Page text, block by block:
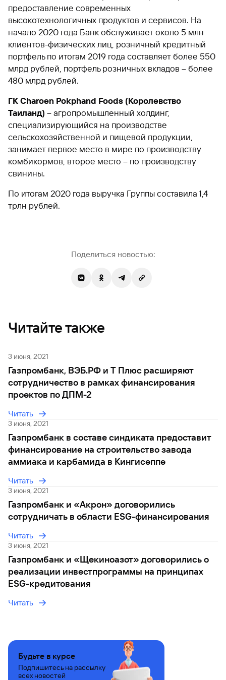
предоставление современных
высокотехнологичных продуктов и сервисов. На
начало 2020 года Банк обслуживает около 5 млн
клиентов-физических лиц, розничный кредитный
портфель по итогам 2019 года составляет более 550
млрд рублей, портфель розничных вкладов – более
480 млрд рублей.
ГК Charoen Pokphand Foods (Королевство
Таиланд) – агропромышленный холдинг,
специализирующийся на производстве
сельскохозяйственной и пищевой продукции,
занимает первое место в мире по производству
комбикормов, второе место – по производству
свинины.
По итогам 2020 года выручка Группы составила 1,4
трлн рублей.
Поделиться новостью:
Читайте также
3 июня, 2021
Газпромбанк, ВЭБ.РФ и Т Плюс расширяют
сотрудничество в рамках финансирования
проектов по ДПМ-2
Читать
3 июня, 2021
Газпромбанк в составе синдиката предоставит
финансирование на строительство завода
аммиака и карбамида в Кингисеппе
Читать
3 июня, 2021
Газпромбанк и «Акрон» договорились
сотрудничать в области ESG-финансирования
Читать
3 июня, 2021
Газпромбанк и «Щекиноазот» договорились о
реализации инвестпрограммы на принципах
ESG-кредитования
Читать
Будьте в курсе
Подпишитесь на рассылку
всех новостей